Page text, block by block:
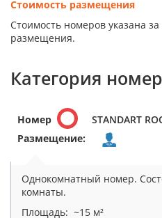
Стоимость размещения
Стоимость номеров указана
размещения.
Категория
Номер
STANDART
Размещение:
Однокомнатный номер.
комнаты.
Площадь: ~15 м²